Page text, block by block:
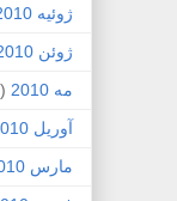
ژوئیه 2010
ژوئن 2010
مه 2010
(2)
آوریل 2010
مارس 2010